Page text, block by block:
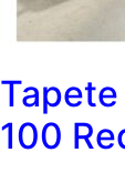
100